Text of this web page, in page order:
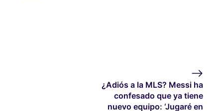
¿Adiós a la MLS? Messi ha
confesado que ya tiene
nuevo equipo: ‘Jugaré en